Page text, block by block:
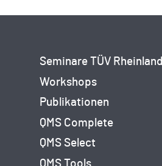
Seminare TÜV Rheinland
Workshops
Publikationen
QMS Complete
QMS Select